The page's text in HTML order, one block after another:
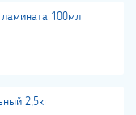
ламината 100мл
2,5кг